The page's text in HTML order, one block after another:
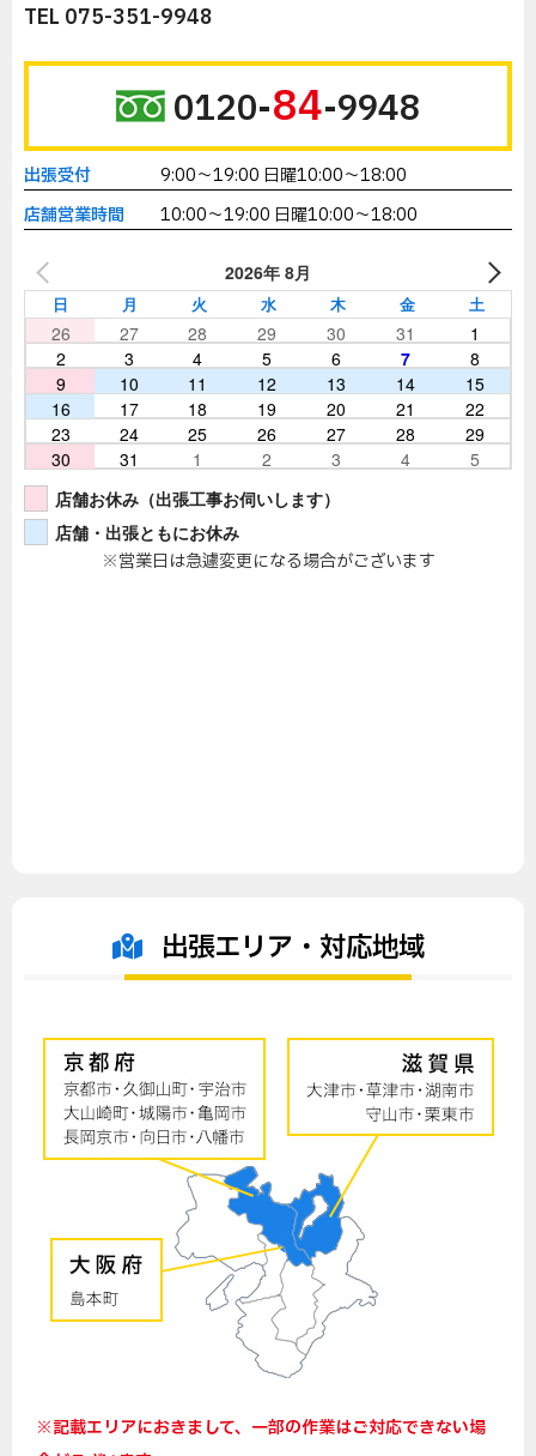
TEL 075-351-9948
0120-84-9948
出張受付
9:00～19:00 日曜10:00～18:00
店舗営業時間
10:00～19:00 日曜10:00～18:00
2026年 8月
日 月 火 水 木 金 土
26 27 28 29 30 31
1
2
3 4 5 6 7
8
9
10 11 12 13 14
15
16
17 18 19 20 21
22
23
24 25 26 27 28
29
30
31 1 2 3 4
5
店舗お休み（出張工事お伺いします）
店舗・出張ともにお休み
※営業日は急遽変更になる場合がございます
出張エリア・対応地域
※記載エリアにおきまして、一部の作業はご対応できない場